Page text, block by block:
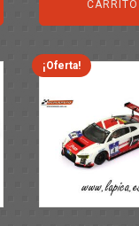
era:
82,40€.
CARRITO
¡Oferta!